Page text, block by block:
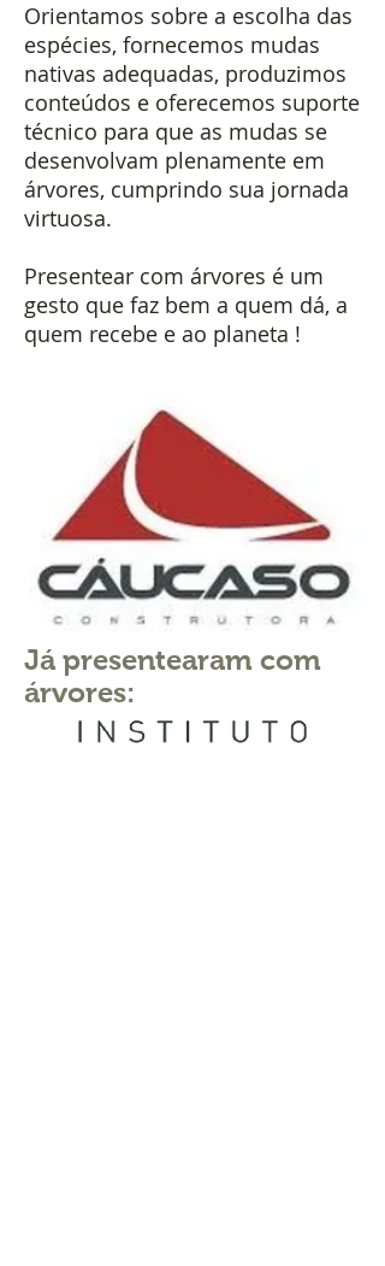
Orientamos sobre a escolha das
espécies, fornecemos mudas
nativas adequadas, produzimos
conteúdos e oferecemos suporte
técnico para que as mudas se
desenvolvam plenamente em
árvores, cumprindo sua jornada
virtuosa.
Presentear com árvores é um
gesto que faz bem a quem dá, a
quem recebe e ao planeta !
Já presentearam com
árvores: